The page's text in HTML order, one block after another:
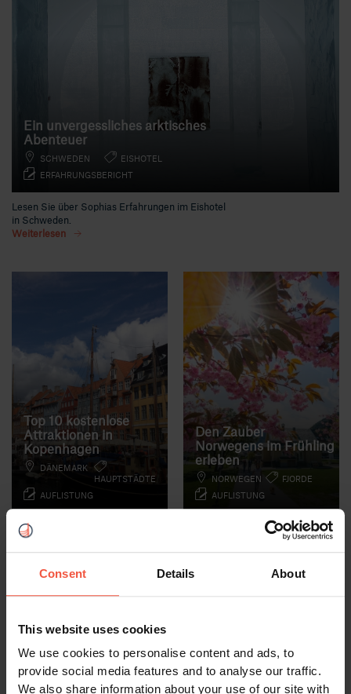
Consent Details About
This website uses cookies
We use cookies to personalise content and ads, to
provide social media features and to analyse our traffic.
We also share information about your use of our site with
Ein unvergessliches arktisches
Abenteuer
SCHWEDEN
EISHOTEL
ERFAHRUNGSBERICHT
Lesen Sie über Sophias Erfahrungen im Eishotel
in Schweden.
Weiterlesen
Top 10 kostenlose
Attraktionen in
Kopenhagen
DÄNEMARK
HAUPTSTÄDTE
AUFLISTUNG
Erkunden und genießen Sie
Kopenhagen, ohne die Bank zu
sprengen; wir zeigen Ihnen wie.
Weiterlesen
Den Zauber
Norwegens im Frühling
erleben
NORWEGEN
FJORDE
AUFLISTUNG
Die schönsten Erlebnisse und
Aktivitäten, die Sie im Frühling
in Norwegen erwarten.
Weiterlesen